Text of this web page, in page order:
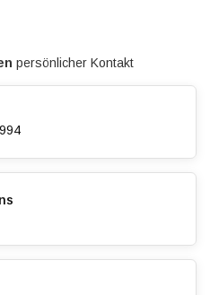
persönlicher Kontakt